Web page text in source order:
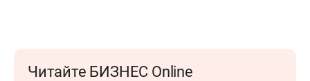
Читайте БИЗНЕС Online